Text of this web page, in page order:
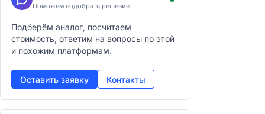
Поможем подобрать решение
Подберём аналог, посчитаем
стоимость, ответим на вопросы по этой
и похожим платформам.
Оставить заявку Контакты